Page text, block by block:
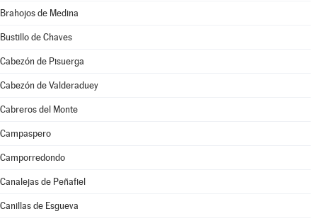
Brahojos de Medina
Bustillo de Chaves
Cabezón de Pisuerga
Cabezón de Valderaduey
Cabreros del Monte
Campaspero
Camporredondo
Canalejas de Peñafiel
Canillas de Esgueva